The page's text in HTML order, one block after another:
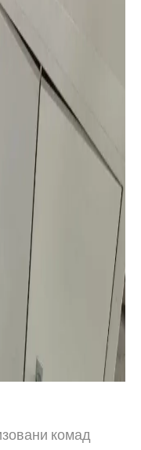
комад